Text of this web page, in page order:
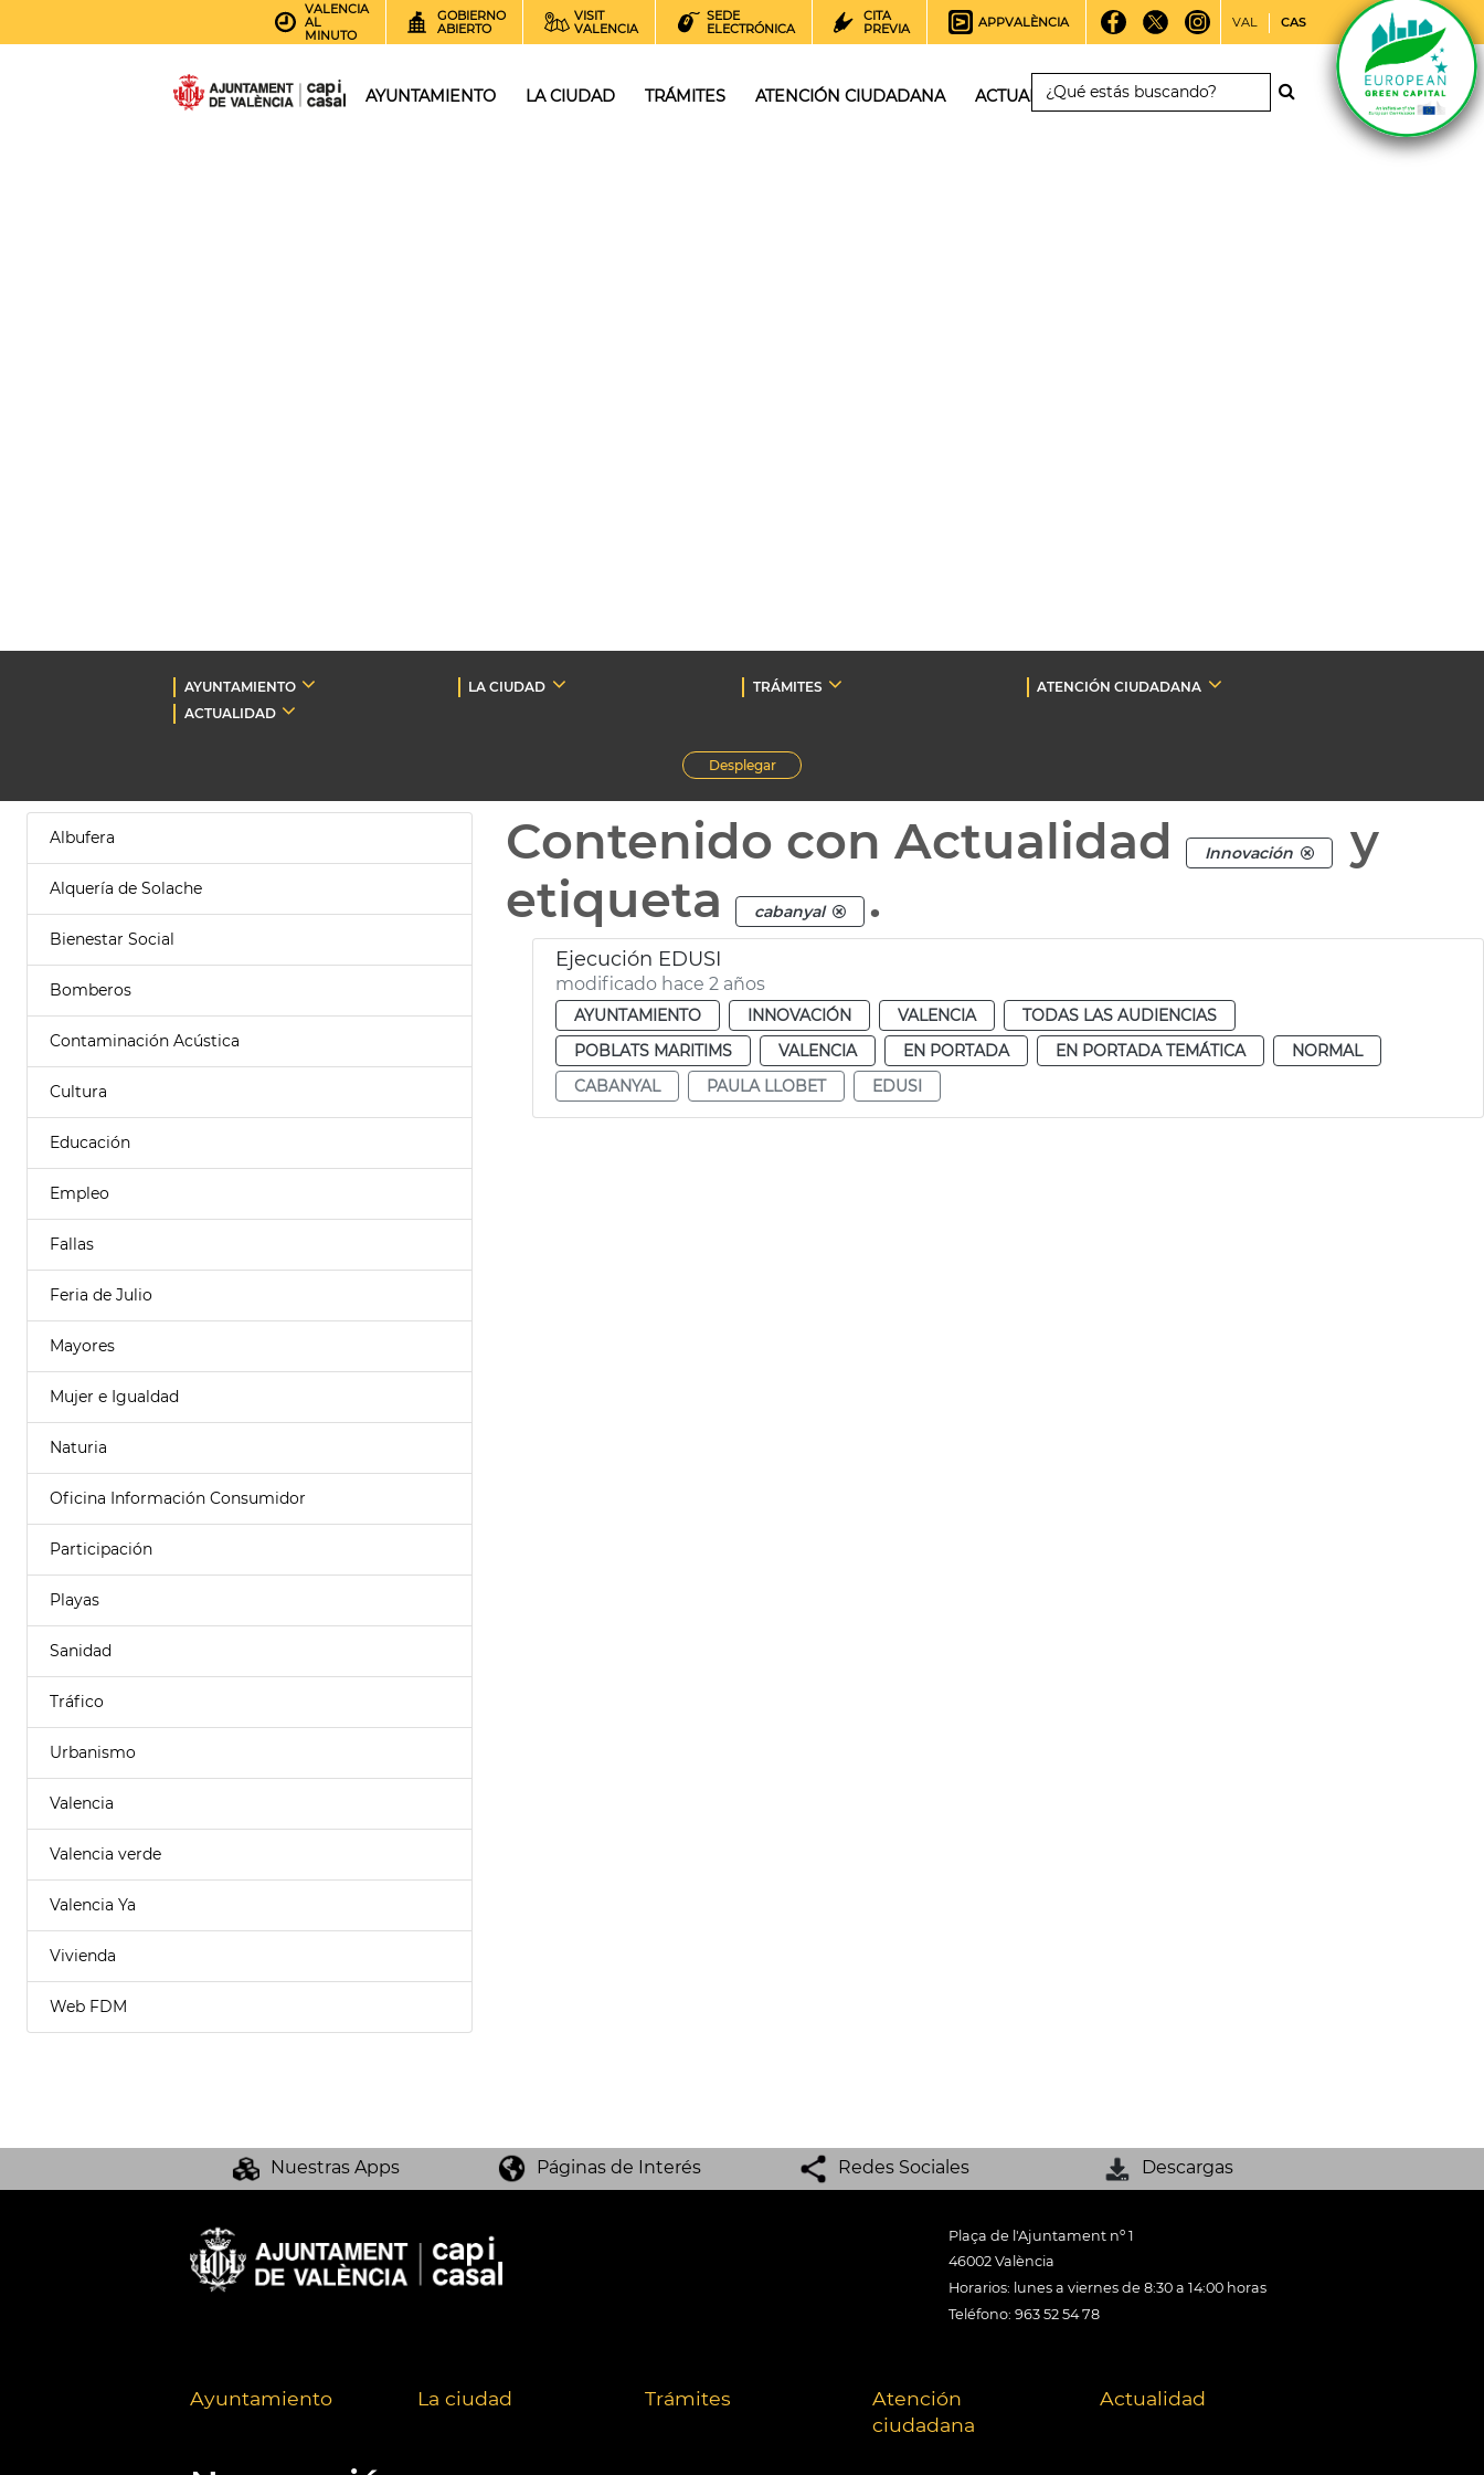
VALENCIA
AL
MINUTO
GOBIERNO
ABIERTO
VISIT
VALENCIA
SEDE
ELECTRÓNICA
CITA
PREVIA
APPVALÈNCIA VAL CAS
AYUNTAMIENTO LA CIUDAD TRÁMITES ATENCIÓN CIUDADANA ACTUALIDAD
AYUNTAMIENTO LA CIUDAD TRÁMITES
ATENCIÓN CIUDADANA
ACTUALIDAD
Desplegar
Albufera
Alquería de Solache
Bienestar Social
Bomberos
Contaminación Acústica
Cultura
Educación
Empleo
Fallas
Feria de Julio
Mayores
Mujer e Igualdad
Naturia
Oficina Información Consumidor
Participación
Playas
Sanidad
Tráfico
Urbanismo
Valencia
Valencia verde
Valencia Ya
Vivienda
Web FDM
Contenido con Actualidad Innovación
y
etiqueta
cabanyal .
Ejecución EDUSI
modificado hace 2 años
AYUNTAMIENTO INNOVACIÓN VALENCIA
TODAS LAS AUDIENCIAS
POBLATS MARITIMS
VALENCIA EN PORTADA EN PORTADA TEMÁTICA
NORMAL
CABANYAL
PAULA LLOBET EDUSI
Nuestras Apps Páginas de Interés Redes Sociales Descargas
Plaça de l'Ajuntament nº 1
46002 València
Horarios: lunes a viernes de 8:30 a 14:00 horas
Teléfono: 963 52 54 78
Ayuntamiento La ciudad Trámites
Atención
ciudadana
Actualidad